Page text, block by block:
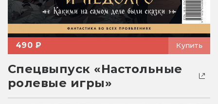
490 ₽ Купить
Спецвыпуск «Настольные
ролевые игры»